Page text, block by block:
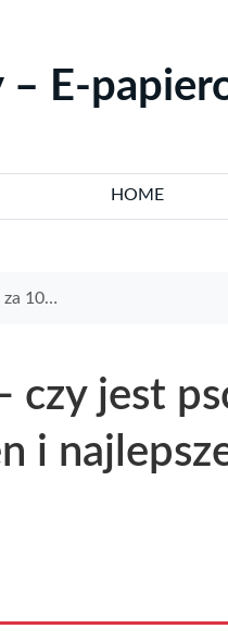
E-
HOME
alternatywy
czy jest
i